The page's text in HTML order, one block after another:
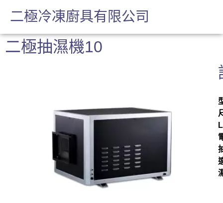
二極冷凍廚具有限公司
二極抽濕機10